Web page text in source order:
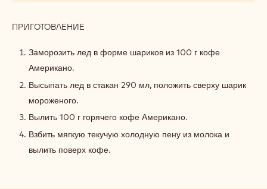
ПРИГОТОВЛЕНИЕ
С
МОРОЖЕНЫМ
Заморозить лед в форме шариков из 100 г кофе
Американо.
Высыпать лед в стакан 290 мл, положить сверху шарик
мороженого.
Вылить 100 г горячего кофе Американо.
Взбить мягкую текучую холодную пену из молока и
вылить поверх кофе.